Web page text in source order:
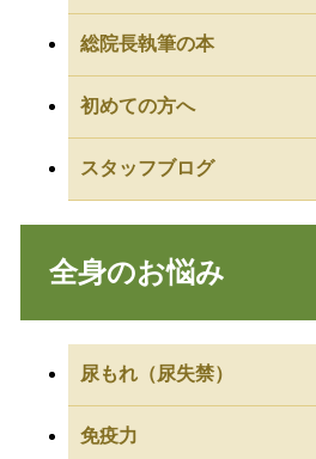
総院長執筆の本
初めての方へ
スタッフブログ
全身のお悩み
尿もれ（尿失禁）
免疫力